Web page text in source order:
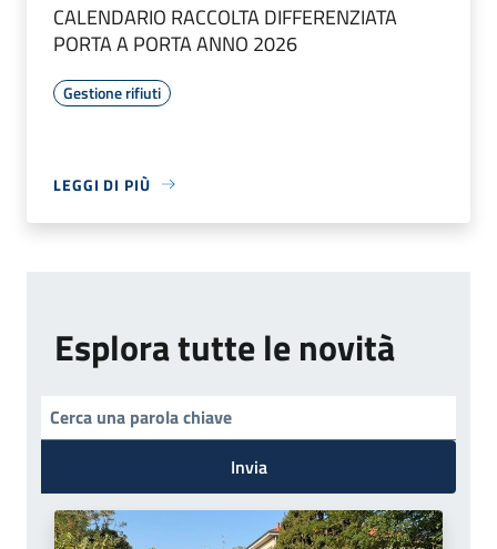
CALENDARIO RACCOLTA DIFFERENZIATA
PORTA A PORTA ANNO 2026
Gestione rifiuti
LEGGI DI PIÙ
Esplora tutte le novità
Invia